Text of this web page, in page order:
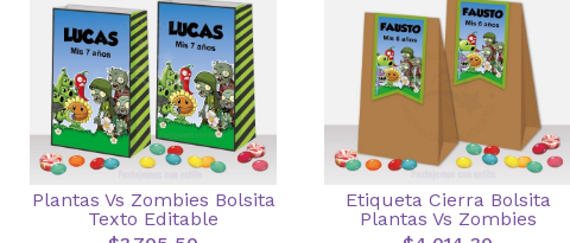
Plantas Vs Zombies Bolsita
Texto Editable
Etiqueta Cierra Bolsita
Plantas Vs Zombies